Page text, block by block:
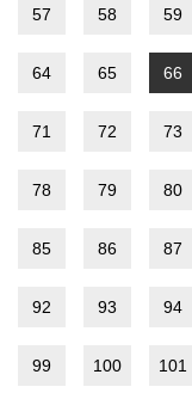
57 58 59
64 65 66
71 72 73
78 79 80
85 86 87
92 93 94
99 100 101